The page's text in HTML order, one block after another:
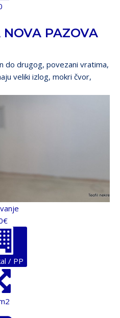
NOVA PAZOVA
do drugog, povezani vratima,
veliki izlog, mokri čvor,
/ PP